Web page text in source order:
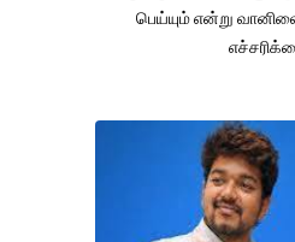
பெய்யும் என்று